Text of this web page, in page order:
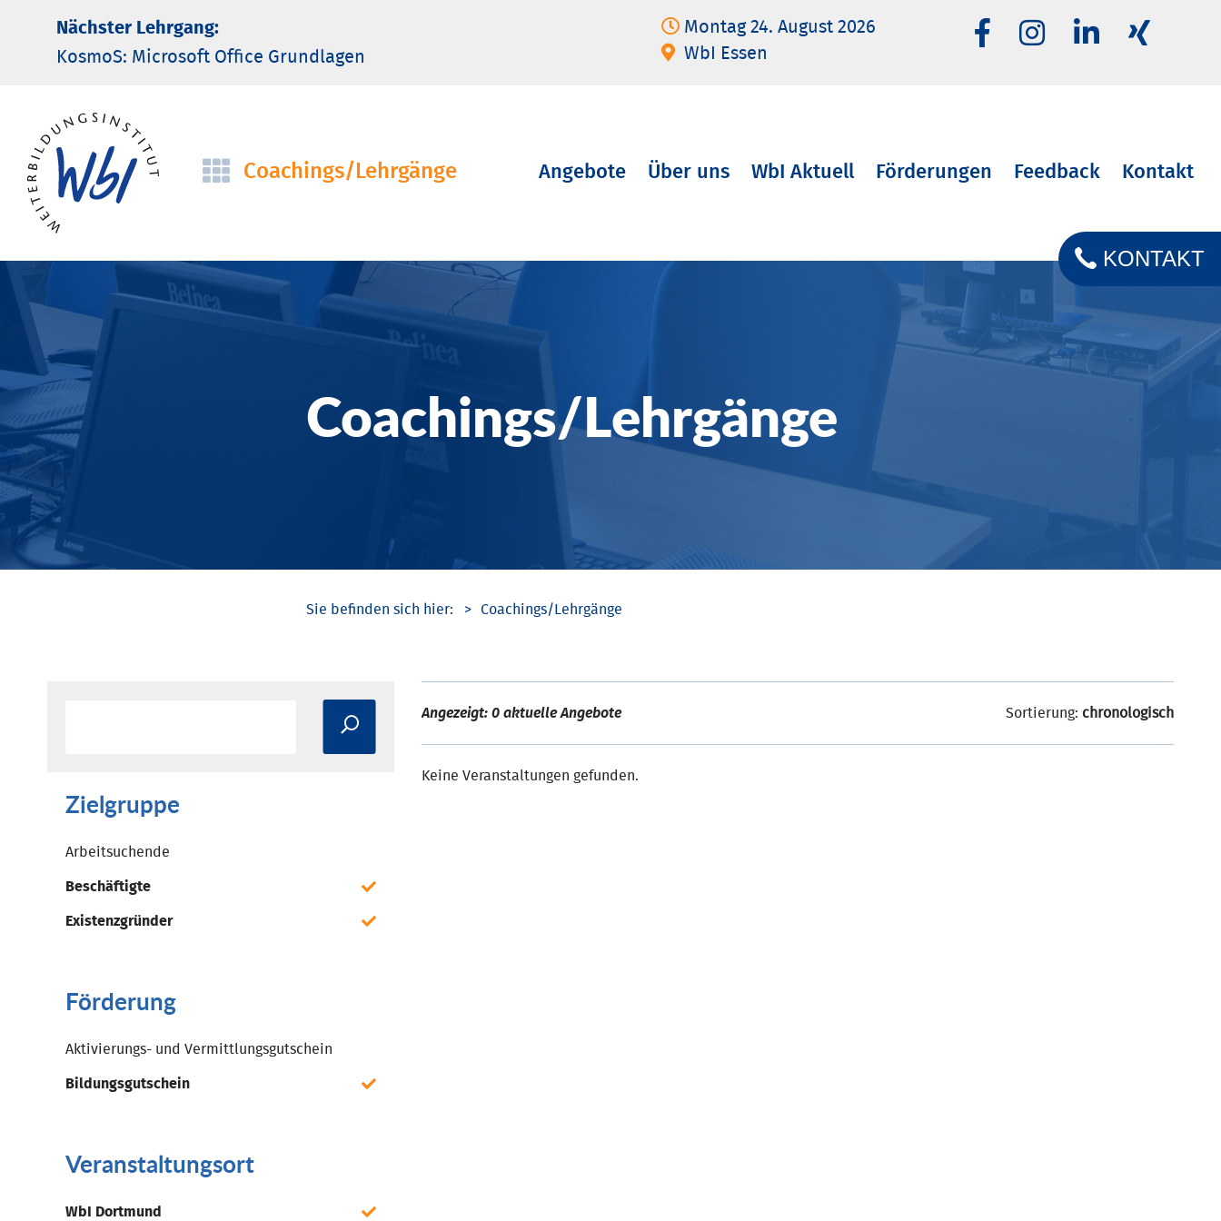
Nächster Lehrgang:
KosmoS: Microsoft Office Grund­lagen
Montag 24. August 2026
WbI Essen
Navigation
Coachings/­Lehrgänge
Navigation
Angebote Über uns WbI Aktuell Förderungen Feedback Kontakt
Coachings/­Lehrgänge
KONTAKT
Coachings/­Lehrgänge
Zielgruppe
Arbeitsuchende
Beschäftigte
Existenzgründer
Förderung
Aktivierungs- und Vermittlungsgutschein
Bildungsgutschein
Veranstaltungsort
WbI Dortmund
Angezeigt: 0 aktuelle Angebote Sortierung: chronologisch
Keine Veranstaltungen gefunden.